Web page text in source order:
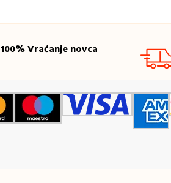
100% Vraćanje novca